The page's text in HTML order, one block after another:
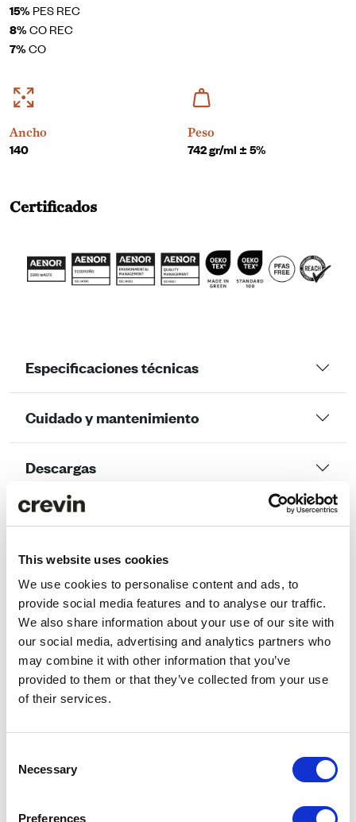
This website uses cookies
We use cookies to personalise content and ads, to
provide social media features and to analyse our traffic.
We also share information about your use of our site with
our social media, advertising and analytics partners who
may combine it with other information that you’ve
provided to them or that they’ve collected from your use
of their services.
Selection
Necessary
Preferences
15%PES REC
8%CO REC
7%CO
Ancho
140
Peso
742 gr/ml ± 5%
Certificados
Especificaciones técnicas
Cuidado y mantenimiento
Descargas
Comparador ACV
Datos de
eficiencia
ANIMA
Consumo
de agua
160.17
liters/m
de CO₂
CO₂